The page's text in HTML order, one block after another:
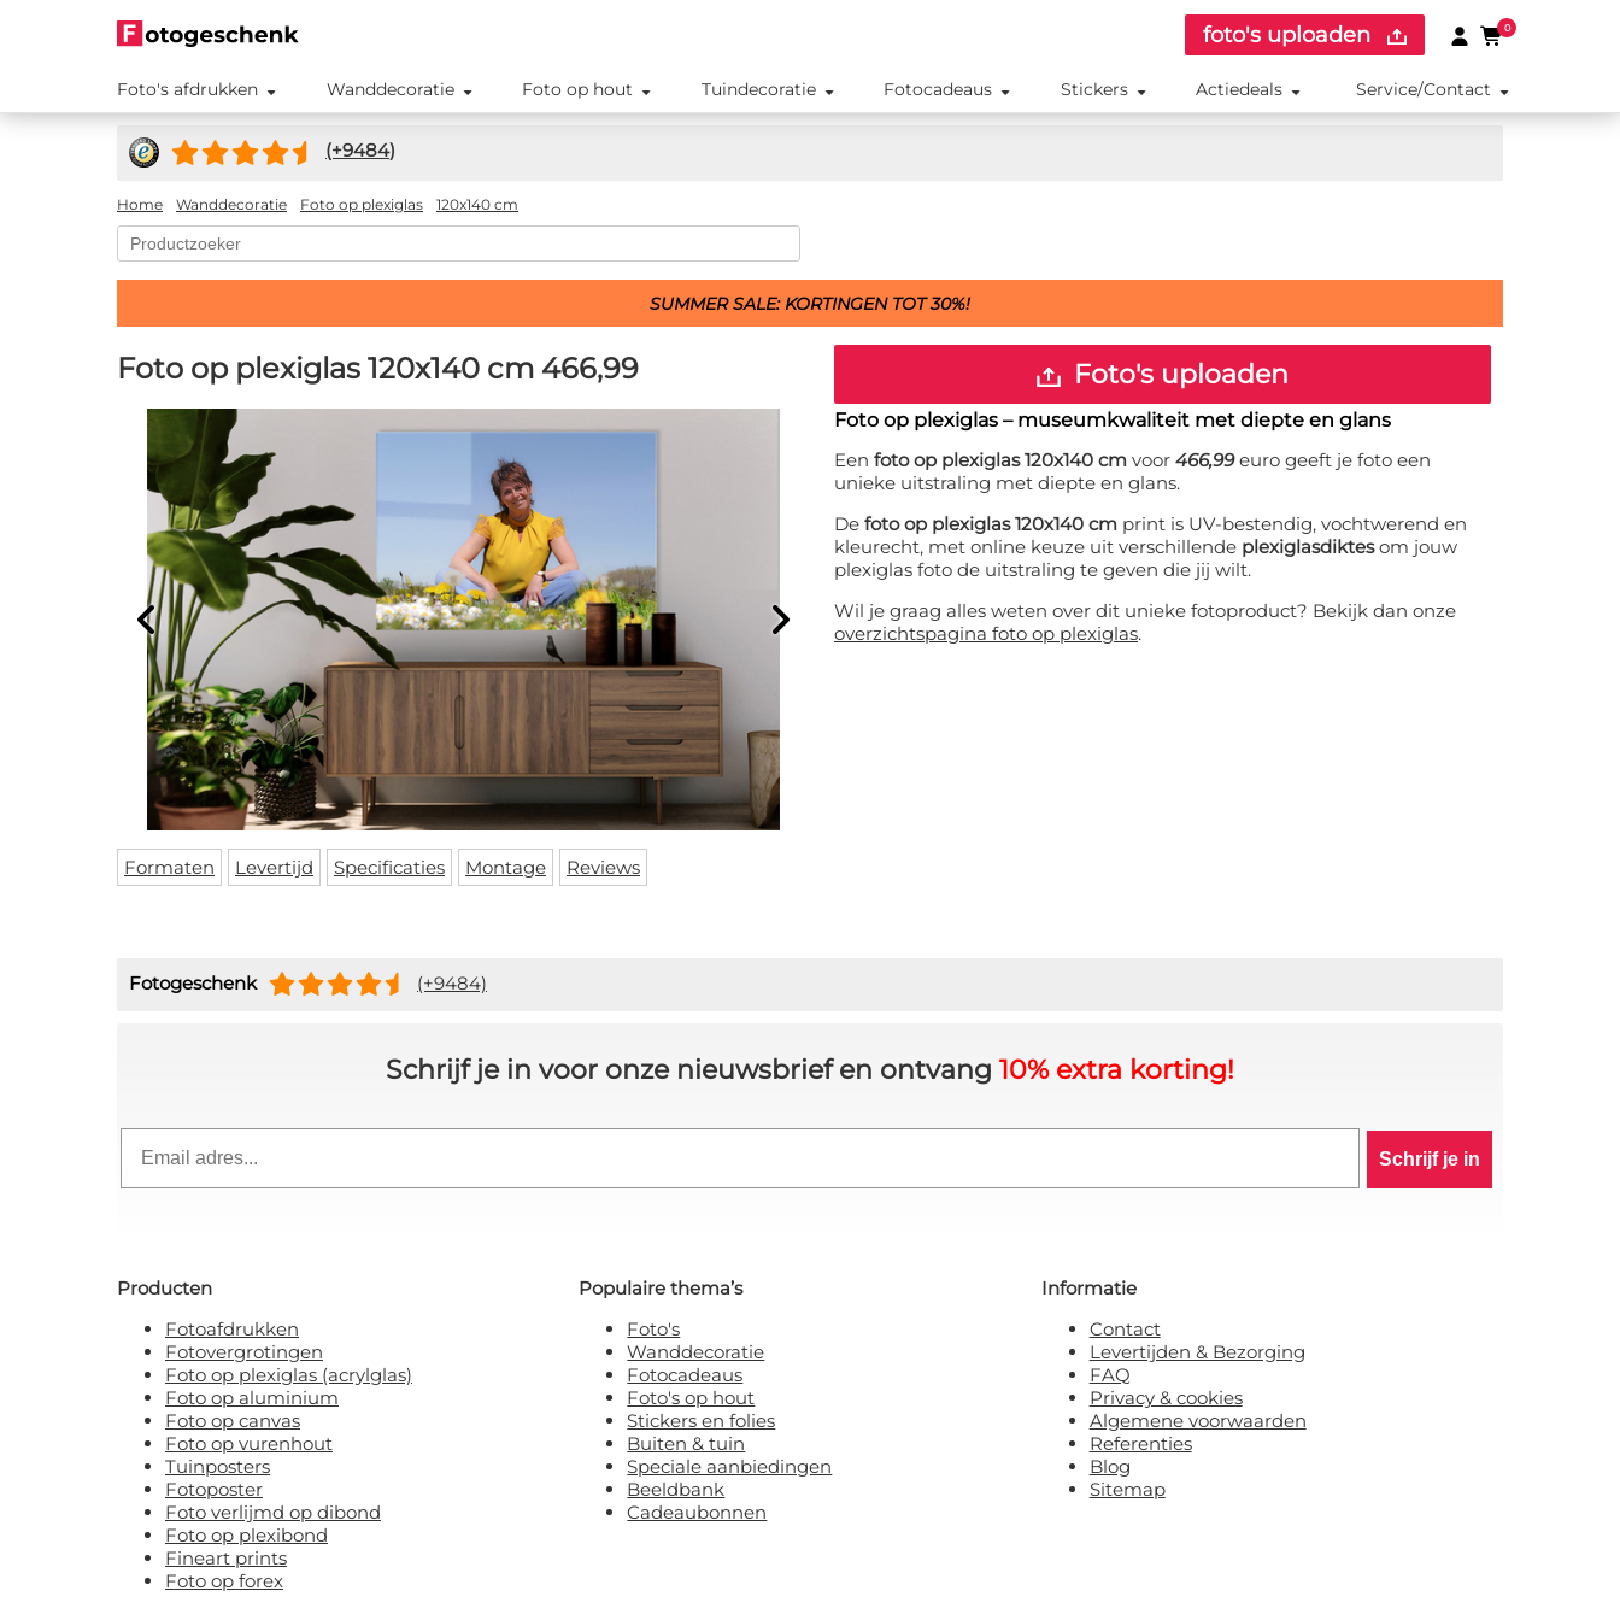
foto's uploaden 0
Foto's afdrukken Wanddecoratie Foto op hout Tuindecoratie Fotocadeaus Stickers Actiedeals Service/Contact
(+9484)
Home Wanddecoratie Foto op plexiglas 120x140 cm
SUMMER SALE: KORTINGEN TOT 30%!
Foto op plexiglas 120x140 cm 466,99
Formaten Levertijd Specificaties Montage Reviews
Foto's uploaden
Foto op plexiglas – museumkwaliteit met diepte en glans
Een foto op plexiglas 120x140 cm voor 466,99euro geeft je foto een
unieke uitstraling met diepte en glans.
De foto op plexiglas 120x140 cm print is UV-bestendig, vochtwerend en
kleurecht, met online keuze uit verschillende plexiglasdiktesom jouw
plexiglas foto de uitstraling te geven die jij wilt.
Wil je graag alles weten over dit unieke fotoproduct? Bekijk dan onze
overzichtspagina foto op plexiglas.
Fotogeschenk (+9484)
Schrijf je in voor onze nieuwsbrief en ontvang 10% extra korting!
Schrijf je in
Producten
Fotoafdrukken
Fotovergrotingen
Foto op plexiglas (acrylglas)
Foto op aluminium
Foto op canvas
Foto op vurenhout
Tuinposters
Fotoposter
Foto verlijmd op dibond
Foto op plexibond
Fineart prints
Foto op forex
Populaire thema’s
Foto's
Wanddecoratie
Fotocadeaus
Foto's op hout
Stickers en folies
Buiten & tuin
Speciale aanbiedingen
Beeldbank
Cadeaubonnen
Informatie
Contact
Levertijden & Bezorging
FAQ
Privacy & cookies
Algemene voorwaarden
Referenties
Blog
Sitemap